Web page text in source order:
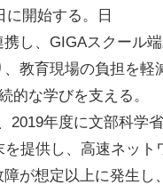
に開始する。日
し、GIGAスクール
教育現場の負担を
的な学びを支える。
年度に文部科学
提供し、高速ネッ
が想定以上に発生し